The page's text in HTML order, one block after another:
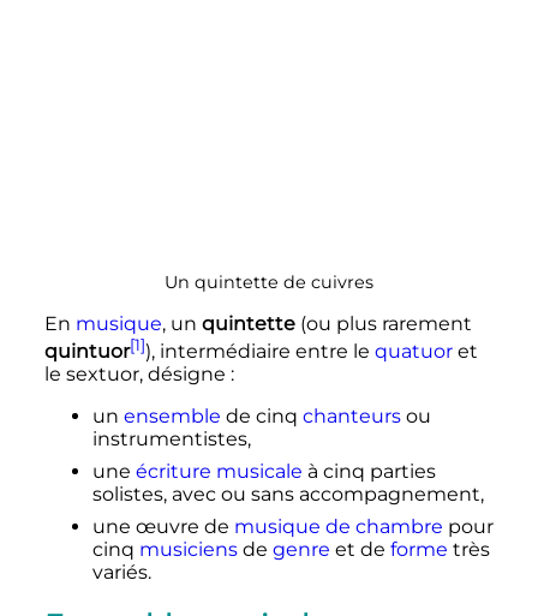
Un quintette de cuivres
En musique, un quintette(ou plus rarement
quintuor[1]), intermédiaire entre le quatuoret
le sextuor, désigne :
un ensemble de cinq chanteursou
instrumentistes,
une écriture musicale à cinq parties
solistes, avec ou sans accompagnement,
une œuvre de musique de chambre pour
cinq musiciensde genre et de forme très
variés.